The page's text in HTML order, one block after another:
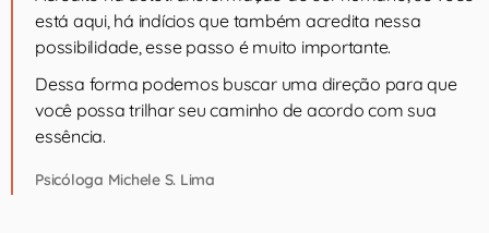
está aqui, há indícios que também acredita nessa
possibilidade, esse passo é muito importante.
Dessa forma podemos buscar uma direção para que
você possa trilhar seu caminho de acordo com sua
essência.
Psicóloga Michele S. Lima